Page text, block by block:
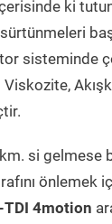
ki
sisteminde
km. si
önlemek
4motion